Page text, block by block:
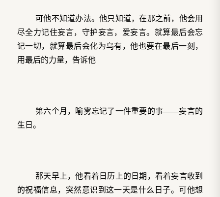
可他不知道办法。他只知道，在那之前，他会用
尽全力记住妄言，守护妄言，爱妄言。就算最后会忘
记一切，就算最后会化为乌有，他也要在最后一刻，
用最后的力量，告诉他
第六个月，喻雾忘记了一件重要的事——妄言的
生日。
那天早上，他看着日历上的日期，看着妄言收到
的祝福信息，突然意识到这一天是什么日子。可他想